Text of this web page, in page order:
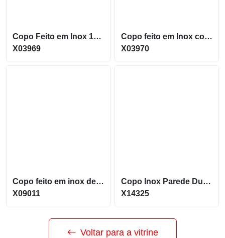
Copo Feito em Inox 100 ML Compacto e Elegante X03969
X03969
Copo feito em Inox com a capacidade de 150ml X03970
X03970
Copo feito em inox de 80ml com parede Dupla X09011
X09011
Copo Inox Parede Dupla de 250ml Antiqueda com ventosa X14325
X14325
Voltar para a vitrine